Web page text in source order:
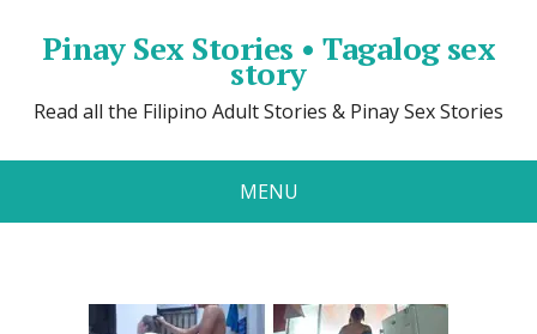
Pinay Sex Stories • Tagalog sex
story
Read all the Filipino Adult Stories & Pinay Sex Stories
MENU